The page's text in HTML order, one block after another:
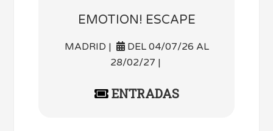
EMOTION! ESCAPE
MADRID |
DEL 04/07/26 AL
28/02/27 |
ENTRADAS